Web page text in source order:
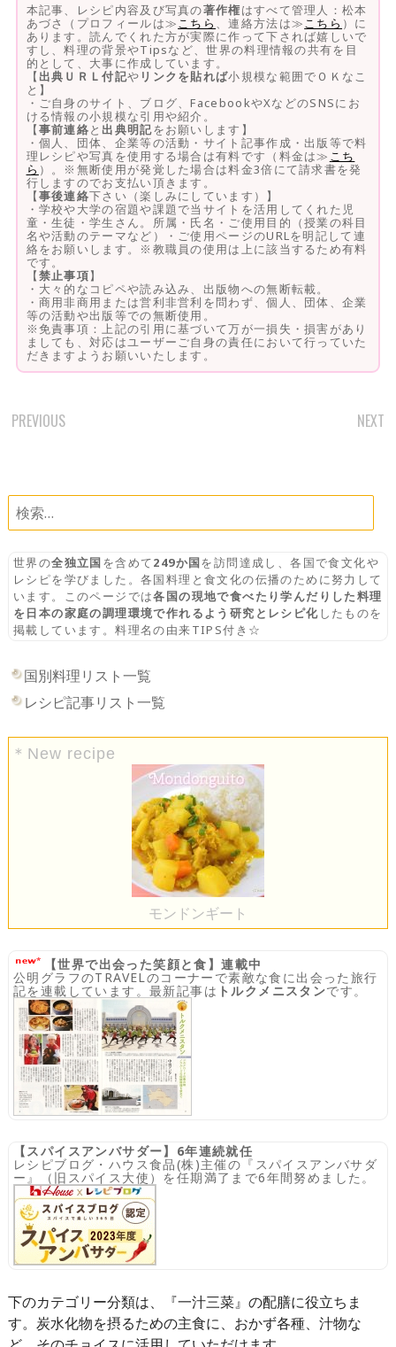
本記事、レシピ内容及び写真の著作権はすべて管理人：松本
あづさ（プロフィールは≫こちら 、連絡方法は≫こちら ）に
あります。読んでくれた方が実際に作って下されば嬉しいで
すし、料理の背景やTipsなど、世界の料理情報の共有を目
的として、大事に作成しています。
【 出典ＵＲＬ付記や リンクを貼れば小規模な範囲でＯＫなこ
と】
・ご自身のサイト、ブログ、FacebookやXなどのSNSにお
ける情報の小規模な引用や紹介。
【事前連絡と 出典明記をお願いします】
・個人、団体、企業等の活動・サイト記事作成・出版等で料
理レシピや写真を使用する場合は有料です（料金は≫ こち
ら ）。※無断使用が発覚した場合は料金3倍にて請求書を発
行しますのでお支払い頂きます。
【事後連絡下さい（楽しみにしています）】
・学校や大学の宿題や課題で当サイトを活用してくれた児
童・生徒・学生さん。所属・氏名・ご使用目的（授業の科目
名や活動のテーマなど）・ご使用ページのURLを明記して連
絡をお願いします。※教職員の使用は上に該当するため有料
です。
【禁止事項】
・大々的なコピペや読み込み、出版物への無断転載。
・商用非商用または営利非営利を問わず、個人、団体、企業
等の活動や出版等での無断使用。
※免責事項：上記の引用に基づいて万が一損失・損害があり
ましても、対応はユーザーご自身の責任において行っていた
だきますようお願いいたします。
POST
PREVIOUS NEXT
検
索:
世界の全独立国を含めて249か国を訪問達成し、各国で食文化や
レシピを学びました。各国料理と食文化の伝播のために努力して
います。このページでは各国の現地で食べたり学んだりした料理
を日本の家庭の調理環境で作れるよう研究とレシピ化したものを
掲載しています。料理名の由来TIPS付き☆
国別料理リスト一覧
レシピ記事リスト一覧
＊New recipe
モンドンギート
【世界で出会った笑顔と食】連載中
公明グラフのTRAVELのコーナーで素敵な食に出会った旅行
記を連載しています。最新記事は トルクメニスタンです。
【スパイスアンバサダー】6年連続就任
レシピブログ・ハウス食品(株)主催の『スパイスアンバサダ
ー』（旧スパイス大使）を任期満了まで6年間努めました。
下のカテゴリー分類は、『一汁三菜』の配膳に役立ちま
す。炭水化物を摂るための主食に、おかず各種、汁物な